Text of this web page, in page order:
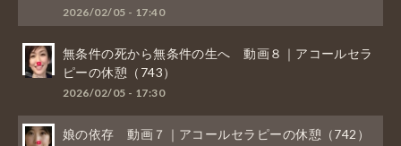
2026/02/05 - 17:40
無条件の死から無条件の生へ 動画８｜アコールセラ
ピーの休憩（743）
2026/02/05 - 17:30
娘の依存 動画７｜アコールセラピーの休憩（742）